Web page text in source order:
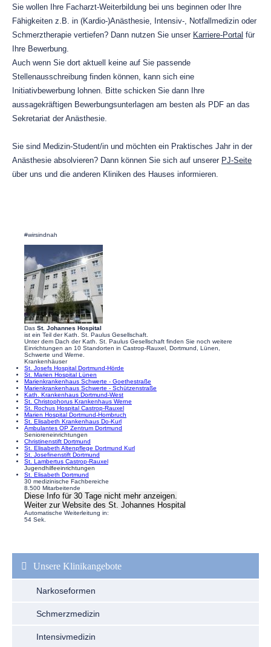
Sie wollen Ihre Facharzt-Weiterbildung bei uns beginnen oder Ihre
Fähigkeiten z.B. in (Kardio-)Anästhesie, Intensiv-, Notfallmedizin oder
Schmerztherapie vertiefen? Dann nutzen Sie unser Karriere-Portal für
Ihre Bewerbung.
Auch wenn Sie dort aktuell keine auf Sie passende
Stellenausschreibung finden können, kann sich eine
Initiativbewerbung lohnen. Bitte schicken Sie dann Ihre
aussagekräftigen Bewerbungsunterlagen am besten als PDF an das
Sekretariat der Anästhesie.
Sie sind Medizin-Student/in und möchten ein Praktisches Jahr in der
Anästhesie absolvieren? Dann können Sie sich auf unserer PJ-Seite
über uns und die anderen Kliniken des Hauses informieren.
#wirsindnah
Das St. Johannes Hospital
ist ein Teil der Kath. St. Paulus Gesellschaft.
Unter dem Dach der Kath. St. Paulus Gesellschaft finden Sie noch weitere
Einrichtungen an 10 Standorten in Castrop-Rauxel, Dortmund, Lünen,
Schwerte und Werne.
Krankenhäuser
St. Josefs Hospital Dortmund-Hörde
St. Marien Hospital Lünen
Marienkrankenhaus Schwerte - Goethestraße
Marienkrankenhaus Schwerte - Schützenstraße
Kath. Krankenhaus Dortmund-West
St. Christophorus Krankenhaus Werne
St. Rochus Hospital Castrop-Rauxel
Marien Hospital Dortmund-Hombruch
St. Elisabeth Krankenhaus Do-Kurl
Ambulantes OP Zentrum Dortmund
Senioreneinrichtungen
Christinenstift Dortmund
St. Elisabeth Altenpflege Dortmund Kurl
St. Josefinenstift Dortmund
St. Lambertus Castrop-Rauxel
Jugendhilfeeinrichtungen
St. Elisabeth Dortmund
30 medizinische Fachbereiche
8.500 Mitarbeitende
Diese Info für 30 Tage nicht mehr anzeigen.
Weiter zur Website des St. Johannes Hospital
Automatische Weiterleitung in:
54 Sek.
überspringenUnsere Klinikangebote
Narkoseformen
Schmerzmedizin
Intensivmedizin